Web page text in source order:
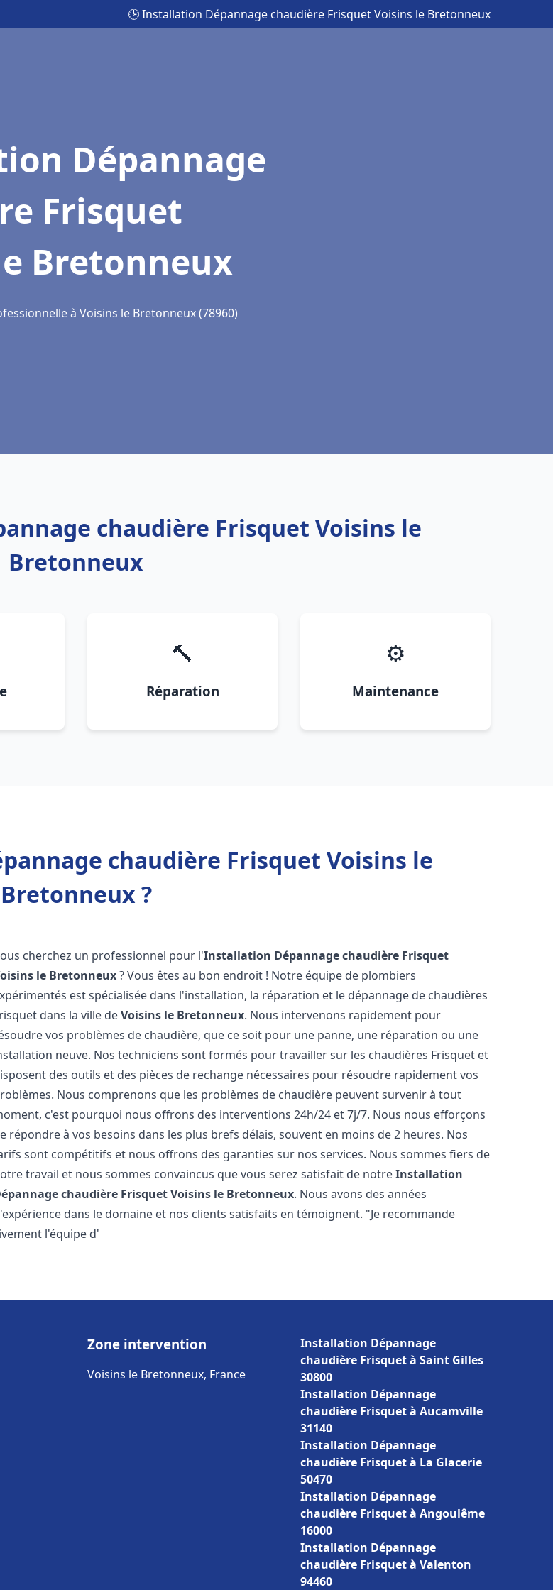
🕒 Installation Dépannage chaudière Frisquet Voisins le Bretonneux
Dépannage
Frisquet
Bretonneux
à Voisins le Bretonneux (78960)
chaudière Frisquet Voisins le
Bretonneux
🔨
Réparation
⚙️
Maintenance
chaudière Frisquet Voisins le
Bretonneux ?
cherchez un professionnel pour l'Installation Dépannage chaudière Frisquet
le Bretonneux? Vous êtes au bon endroit ! Notre équipe de plombiers
est spécialisée dans l'installation, la réparation et le dépannage de chaudières
dans la ville deVoisins le Bretonneux. Nous intervenons rapidement pour
vos problèmes de chaudière, que ce soit pour une panne, une réparation ou une
neuve. Nos techniciens sont formés pour travailler sur les chaudières Frisquet et
des outils et des pièces de rechange nécessaires pour résoudre rapidement vos
Nous comprenons que les problèmes de chaudière peuvent survenir à tout
c'est pourquoi nous offrons des interventions 24h/24 et 7j/7. Nous nous efforçons
répondre à vos besoins dans les plus brefs délais, souvent en moins de 2 heures. Nos
sont compétitifs et nous offrons des garanties sur nos services. Nous sommes fiers de
travail et nous sommes convaincus que vous serez satisfait de notreInstallation
chaudière FrisquetVoisins le Bretonneux. Nous avons des années
dans le domaine et nos clients satisfaits en témoignent. "Je recommande
l'équipe d'
Zone intervention
Voisins le Bretonneux, France
Installation Dépannage
chaudière Frisquet à Saint Gilles
30800
Installation Dépannage
chaudière Frisquet à Aucamville
31140
Installation Dépannage
chaudière Frisquet à La Glacerie
50470
Installation Dépannage
chaudière Frisquet à Angoulême
16000
Installation Dépannage
chaudière Frisquet à Valenton
94460